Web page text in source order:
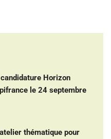
Horizon
le 24 septembre
atelier thématique pour